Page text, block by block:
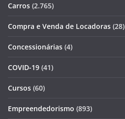
Carros (2.765)
Compra e Venda de Locadoras (28)
Concessionárias (4)
COVID-19 (41)
Cursos (60)
Empreendedorismo (893)